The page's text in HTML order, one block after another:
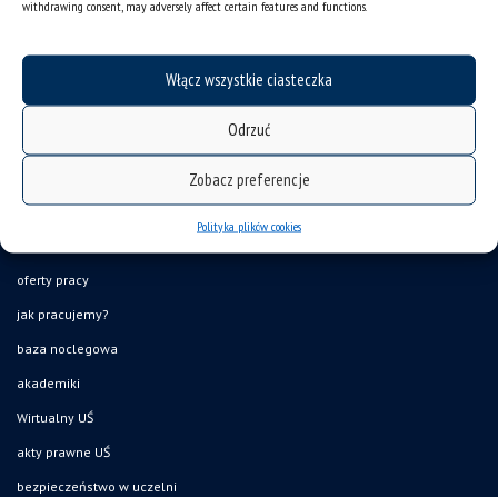
withdrawing consent, may adversely affect certain features and functions.
Włącz wszystkie ciasteczka
Odrzuć
Zobacz preferencje
Polityka plików cookies
mapa strony
UŚ od A do Z
oferty pracy
jak pracujemy?
baza noclegowa
akademiki
Wirtualny UŚ
akty prawne UŚ
bezpieczeństwo w uczelni